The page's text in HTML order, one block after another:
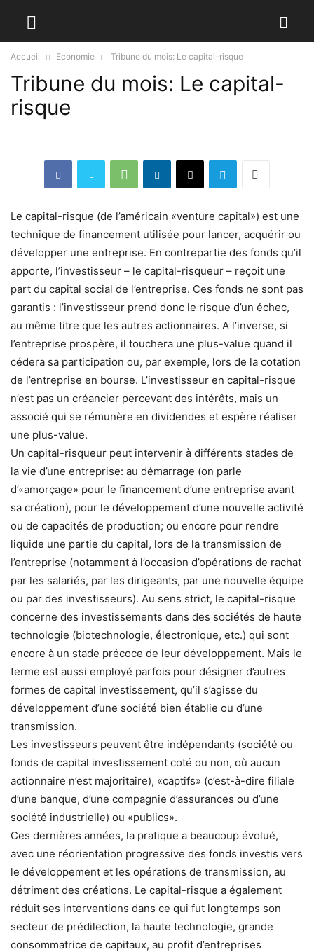
Accueil Economie Tribune du mois: Le capital-risque
Tribune du mois: Le capital-
risque
Le capital-risque (de l’américain «venture capital») est une
technique de financement utilisée pour lancer, acquérir ou
développer une entreprise. En contrepartie des fonds qu’il
apporte, l’investisseur – le capital-risqueur – reçoit une
part du capital social de l’entreprise. Ces fonds ne sont pas
garantis : l’investisseur prend donc le risque d’un échec,
au même titre que les autres actionnaires. A l’inverse, si
l’entreprise prospère, il touchera une plus-value quand il
cédera sa participation ou, par exemple, lors de la cotation
de l’entreprise en bourse. L’investisseur en capital-risque
n’est pas un créancier percevant des intérêts, mais un
associé qui se rémunère en dividendes et espère réaliser
une plus-value.
Un capital-risqueur peut intervenir à différents stades de
la vie d’une entreprise: au démarrage (on parle
d’«amorçage» pour le financement d’une entreprise avant
sa création), pour le développement d’une nouvelle activité
ou de capacités de production; ou encore pour rendre
liquide une partie du capital, lors de la transmission de
l’entreprise (notamment à l’occasion d’opérations de rachat
par les salariés, par les dirigeants, par une nouvelle équipe
ou par des investisseurs). Au sens strict, le capital-risque
concerne des investissements dans des sociétés de haute
technologie (biotechnologie, électronique, etc.) qui sont
encore à un stade précoce de leur développement. Mais le
terme est aussi employé parfois pour désigner d’autres
formes de capital investissement, qu’il s’agisse du
développement d’une société bien établie ou d’une
transmission.
Les investisseurs peuvent être indépendants (société ou
fonds de capital investissement coté ou non, où aucun
actionnaire n’est majoritaire), «captifs» (c’est-à-dire filiale
d’une banque, d’une compagnie d’assurances ou d’une
société industrielle) ou «publics».
Ces dernières années, la pratique a beaucoup évolué,
avec une réorientation progressive des fonds investis vers
le développement et les opérations de transmission, au
détriment des créations. Le capital-risque a également
réduit ses interventions dans ce qui fut longtemps son
secteur de prédilection, la haute technologie, grande
consommatrice de capitaux, au profit d’entreprises